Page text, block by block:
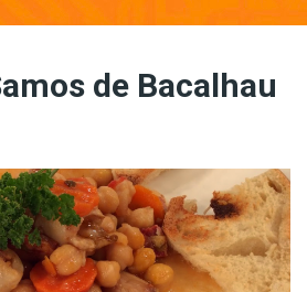
de Bacalhau